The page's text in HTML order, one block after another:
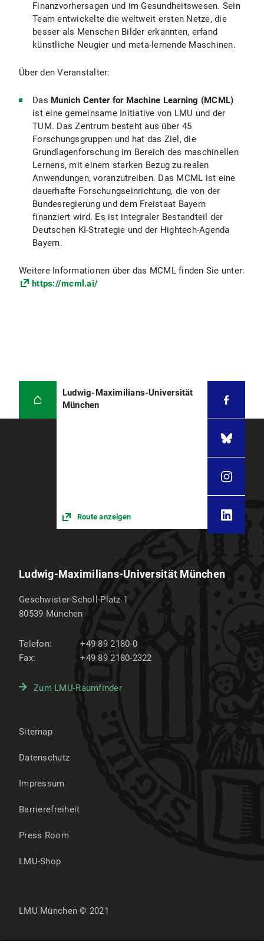
Finanzvorhersagen und im Gesundheitswesen. Sein
Team entwickelte die weltweit ersten Netze, die
besser als Menschen Bilder erkannten, erfand
künstliche Neugier und meta-lernende Maschinen.
Über den Veranstalter:
Das Munich Center for Machine Learning (MCML)
ist eine gemeinsame Initiative von LMU und der
TUM. Das Zentrum besteht aus über 45
Forschungsgruppen und hat das Ziel, die
Grundlagenforschung im Bereich des maschinellen
Lernens, mit einem starken Bezug zu realen
Anwendungen, voranzutreiben. Das MCML ist eine
dauerhafte Forschungseinrichtung, die von der
Bundesregierung und dem Freistaat Bayern
finanziert wird. Es ist integraler Bestandteil der
Deutschen KI-Strategie und der Hightech-Agenda
Bayern.
Weitere Informationen über das MCML finden Sie unter:
https://mcml.ai/
Ludwig-Maximilians-Universität
München
Route anzeigen
Ludwig-Maximilians-Universität München
Geschwister-Scholl-Platz 1
80539 München
Telefon:
+49 89 2180-0
Fax:
+49 89 2180-2322
Zum LMU-Raumfinder
Sitemap
Datenschutz
Impressum
Barrierefreiheit
Press Room
LMU-Shop
LMU München © 2021